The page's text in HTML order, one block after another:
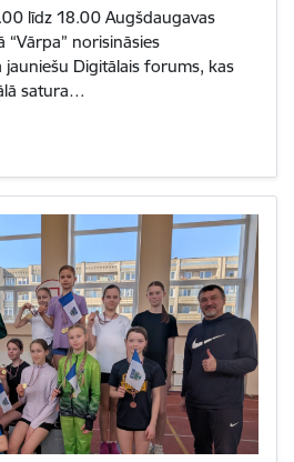
līdz 18.00 Augšdaugavas
norisināsies
jauniešu Digitālais forums, kas
satura…